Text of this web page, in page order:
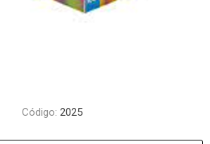
Código: 2025